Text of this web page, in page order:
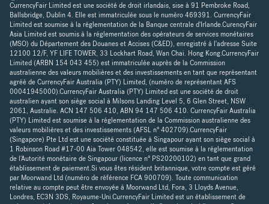
CurrencyFair Limited est une société de droit irlandais, sise à 91 Pembroke Road,
Ballsbridge, Dublin 4. Elle est immatriculée sous le numéro 469391. CurrencyFair
Limited est soumise à la réglementation de la Banque centrale d'Irlande.CurencyFair
Asia Limited est soumis à la réglementation des opérateurs de services monétaires
(MSO) du Département des Douanes et Accises (C&ED), enregistré à l'adresse Suite
12100 12/F, YF LIFE TOWER, 33 Lockhart Road, Wan Chai. Hong Kong.CurrencyFair
Limited (ARBN 154 043 455) est immatriculée auprès de la Commission
australienne des valeurs mobilières et des investissements en tant que représentant
agréé de CurrencyFair Australia (PTY) Limited, (numéro de représentant AFS
00041945000).CurrencyFair Australia (PTY) Limited est une société de droit
australien ayant son siège social à Milsons Landing Level 5, 6 Glen Street, NSW
2061, Australie. ACN 147 506 410, ABN 94 147 506 410. CurrencyFair Australia
(PTY) Limited est soumise à la réglementation de la Commission australienne des
valeurs mobilières et des investissements (AFSL n° 402709).CurrencyFair
(Singapore) Pte Ltd est une société constituée à Singapour ayant son siège social à
1 Robinson Road #17-00 Aia Tower 048542, elle est soumise à la réglementation
de l'Autorité monétaire de Singapour (licence n° PS20200102) en tant que grand
établissement de paiement.Si vous êtes résident britannique, votre compte est géré
par Moorwand Ltd (numéro de référence FCA 900709). Toute communication
relative au compte peut être envoyée à Moorwand Ltd, Fora, 3 Lloyds Avenue,
Londres, EC3N 3DS, Royaume-Uni.CurrencyFair Limited est un établissement de